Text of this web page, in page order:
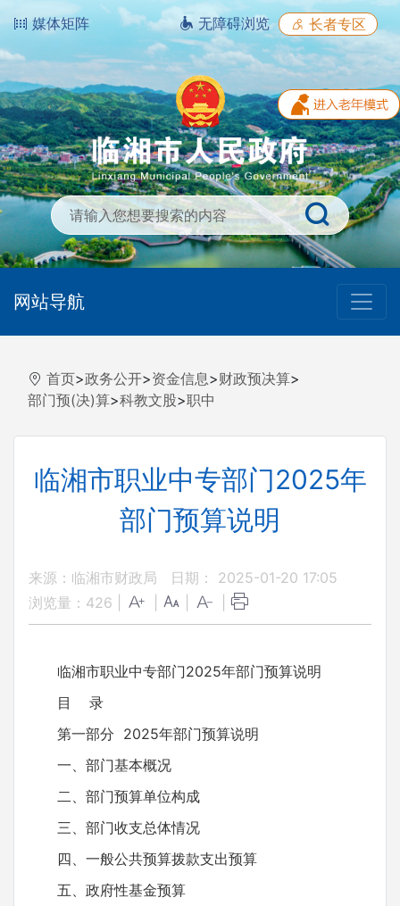
媒体矩阵 无障碍浏览 长者专区
网站导航
首页>政务公开>资金信息>财政预决算>
部门预(决)算>科教文股>职中
临湘市职业中专部门2025年
部门预算说明
来源：临湘市财政局
日期： 2025-01-20 17:05
浏览量： 426
临湘市职业中专部门2025年部门预算说明
目 录
第一部分 2025年部门预算说明
一、部门基本概况
二、部门预算单位构成
三、部门收支总体情况
四、一般公共预算拨款支出预算
五、政府性基金预算